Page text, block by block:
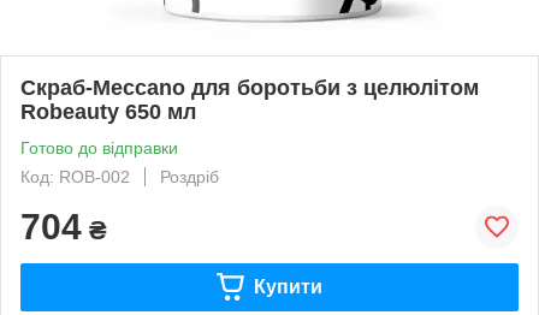
Скраб-Meccano для боротьби з целюлітом
Robeauty 650 мл
Готово до відправки
Код: ROB-002
Роздріб
704 ₴
Купити